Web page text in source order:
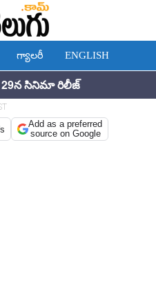
గ్యాలరీ ENGLISH
మే 29న సినిమా రిలీజ్
Add as a preferred
source on Google